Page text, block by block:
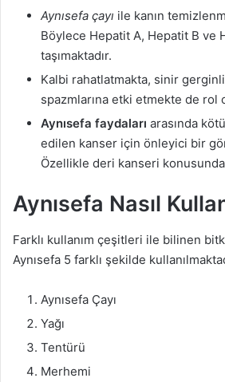
Aynısefa çayı ile kanın
Böylece Hepatit A, Hepatit B ve
taşımaktadır.
Kalbi rahatlatmakta, sinir
spazmlarına etki etmekte de rol
Aynısefa faydaları arasında
edilen kanser için önleyici bir
Özellikle deri kanseri konusunda
Aynısefa Nasıl
Farklı kullanım çeşitleri ile bilinen
Aynısefa 5 farklı şekilde
Aynısefa Çayı
Yağı
Tentürü
Merhemi